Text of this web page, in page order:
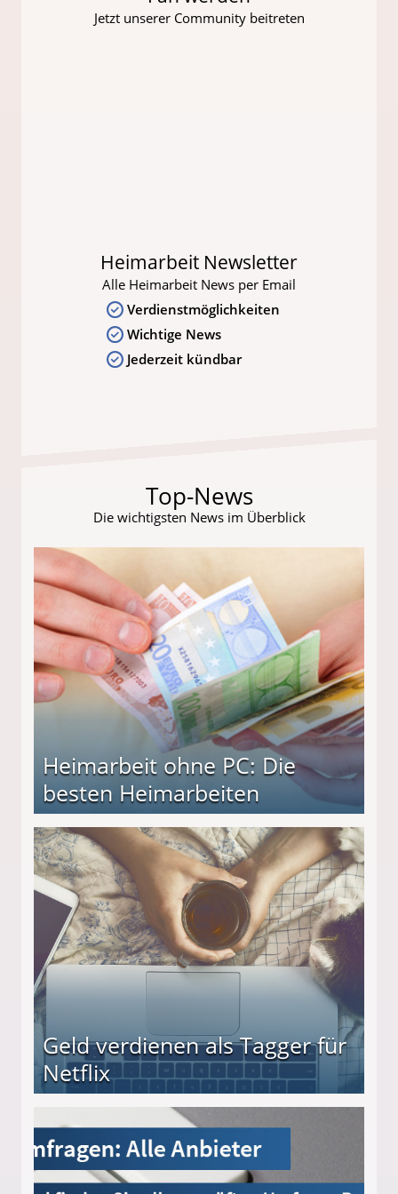
Jetzt unserer Community beitreten
Heimarbeit Newsletter
Alle Heimarbeit News per Email
Verdienstmöglichkeiten
Wichtige News
Jederzeit kündbar
Top-News
Die wichtigsten News im Überblick
Heimarbeit ohne PC: Die
besten Heimarbeiten
Geld verdienen als Tagger für
Netflix